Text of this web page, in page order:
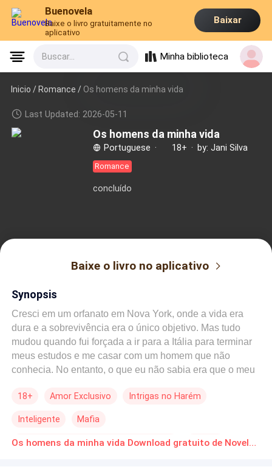
Buenovela
Baixe o livro gratuitamente no
aplicativo
Baixar
Buscar... Minha biblioteca
Inicio /Romance / Os homens da minha vida
Last Updated: 2026-05-11
Os homens da minha vida
Portuguese · 18+ · by: Jani Silva
Romance
concluído
Baixe o livro no aplicativo
Synopsis
Cresci em um orfanato em Nova York, onde a vida era
dura e a sobrevivência era o único objetivo. Mas tudo
mudou quando fui forçada a ir para a Itália para terminar
meus estudos e me casar com um homem que não
conhecia. No entanto, o que eu não sabia era que o meu
minha vida para sempre, de maneiras que eu nunca
tentado várias vezes quando no orfanato e sempre fui
encontrada. O que será da minha vida é uma incógnita
18+ Amor Exclusivo Intrigas no Harém
Inteligente Mafia
Protagonista feminina doce e otimista Erótico Os homens da minha vida Download gratuito de Novelas Online em PDF